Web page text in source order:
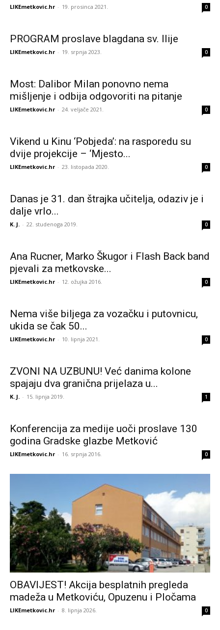
LIKEmetkovic.hr - 19. prosinca 2021. 0
PROGRAM proslave blagdana sv. Ilije
LIKEmetkovic.hr - 19. srpnja 2023. 0
Most: Dalibor Milan ponovno nema
mišljenje i odbija odgovoriti na pitanje
LIKEmetkovic.hr - 24. veljače 2021. 0
Vikend u Kinu ‘Pobjeda’: na rasporedu su
dvije projekcije – ‘Mjesto...
LIKEmetkovic.hr - 23. listopada 2020. 0
Danas je 31. dan štrajka učitelja, odaziv je i
dalje vrlo...
K. J. - 22. studenoga 2019. 0
Ana Rucner, Marko Škugor i Flash Back band
pjevali za metkovske...
LIKEmetkovic.hr - 12. ožujka 2016. 0
Nema više biljega za vozačku i putovnicu,
ukida se čak 50...
LIKEmetkovic.hr - 10. lipnja 2021. 0
ZVONI NA UZBUNU! Već danima kolone
spajaju dva granična prijelaza u...
K. J. - 15. lipnja 2019. 1
Konferencija za medije uoči proslave 130
godina Gradske glazbe Metković
LIKEmetkovic.hr - 16. srpnja 2016. 0
OBAVIJEST! Akcija besplatnih pregleda
madeža u Metkoviću, Opuzenu i Pločama
LIKEmetkovic.hr - 8. lipnja 2026. 0